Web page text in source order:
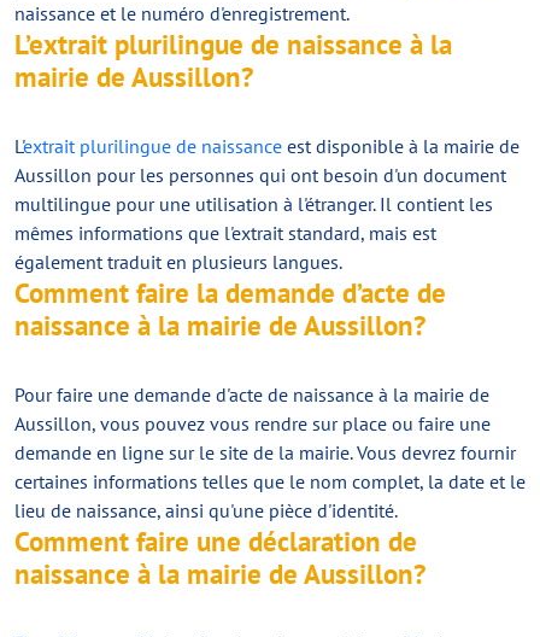
naissance et le numéro d'enregistrement.
L’extrait plurilingue de naissance à la
mairie de Aussillon?
L'extrait plurilingue de naissance est disponible à la mairie de
Aussillon pour les personnes qui ont besoin d'un document
multilingue pour une utilisation à l'étranger. Il contient les
mêmes informations que l'extrait standard, mais est
également traduit en plusieurs langues.
Comment faire la demande d’acte de
naissance à la mairie de Aussillon?
Pour faire une demande d'acte de naissance à la mairie de
Aussillon, vous pouvez vous rendre sur place ou faire une
demande en ligne sur le site de la mairie. Vous devrez fournir
certaines informations telles que le nom complet, la date et le
lieu de naissance, ainsi qu'une pièce d'identité.
Comment faire une déclaration de
naissance à la mairie de Aussillon?